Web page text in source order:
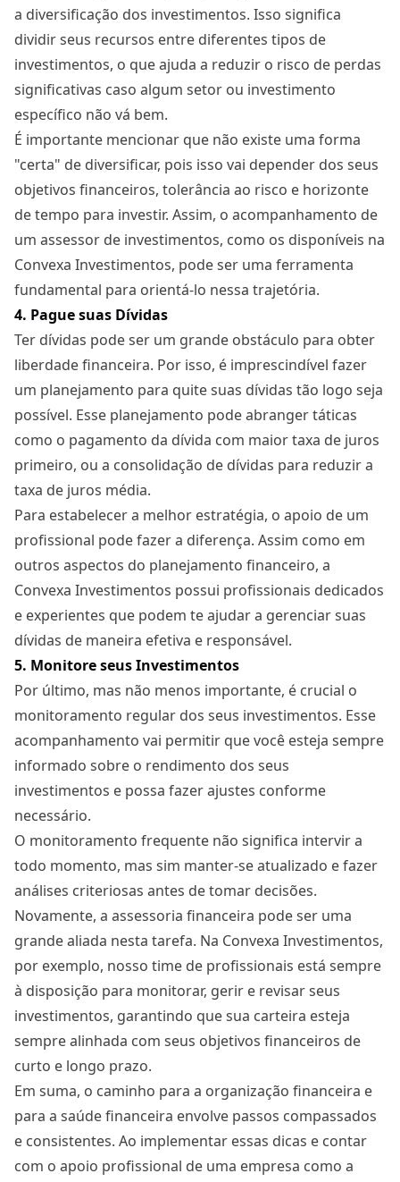
a diversificação dos investimentos. Isso significa
dividir seus recursos entre diferentes tipos de
investimentos, o que ajuda a reduzir o risco de perdas
significativas caso algum setor ou investimento
específico não vá bem.
É importante mencionar que não existe uma forma
"certa" de diversificar, pois isso vai depender dos seus
objetivos financeiros, tolerância ao risco e horizonte
de tempo para investir. Assim, o acompanhamento de
um assessor de investimentos, como os disponíveis na
Convexa Investimentos, pode ser uma ferramenta
fundamental para orientá-lo nessa trajetória.
4. Pague suas Dívidas
Ter dívidas pode ser um grande obstáculo para obter
liberdade financeira. Por isso, é imprescindível fazer
um planejamento para quite suas dívidas tão logo seja
possível. Esse planejamento pode abranger táticas
como o pagamento da dívida com maior taxa de juros
primeiro, ou a consolidação de dívidas para reduzir a
taxa de juros média.
Para estabelecer a melhor estratégia, o apoio de um
profissional pode fazer a diferença. Assim como em
outros aspectos do planejamento financeiro, a
Convexa Investimentos possui profissionais dedicados
e experientes que podem te ajudar a gerenciar suas
dívidas de maneira efetiva e responsável.
5. Monitore seus Investimentos
Por último, mas não menos importante, é crucial o
monitoramento regular dos seus investimentos. Esse
acompanhamento vai permitir que você esteja sempre
informado sobre o rendimento dos seus
investimentos e possa fazer ajustes conforme
necessário.
O monitoramento frequente não significa intervir a
todo momento, mas sim manter-se atualizado e fazer
análises criteriosas antes de tomar decisões.
Novamente, a assessoria financeira pode ser uma
grande aliada nesta tarefa. Na Convexa Investimentos,
por exemplo, nosso time de profissionais está sempre
à disposição para monitorar, gerir e revisar seus
investimentos, garantindo que sua carteira esteja
sempre alinhada com seus objetivos financeiros de
curto e longo prazo.
Em suma, o caminho para a organização financeira e
para a saúde financeira envolve passos compassados
e consistentes. Ao implementar essas dicas e contar
com o apoio profissional de uma empresa como a